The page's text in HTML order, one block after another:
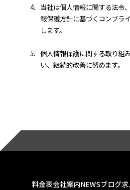
4. 当社は個人情報に関する法令
報保護方針に基づくコンプラ
します。
5. 個人情報保護に関する取り組
い、継続的改善に努めます。
料金表会社案内NEWSブログ